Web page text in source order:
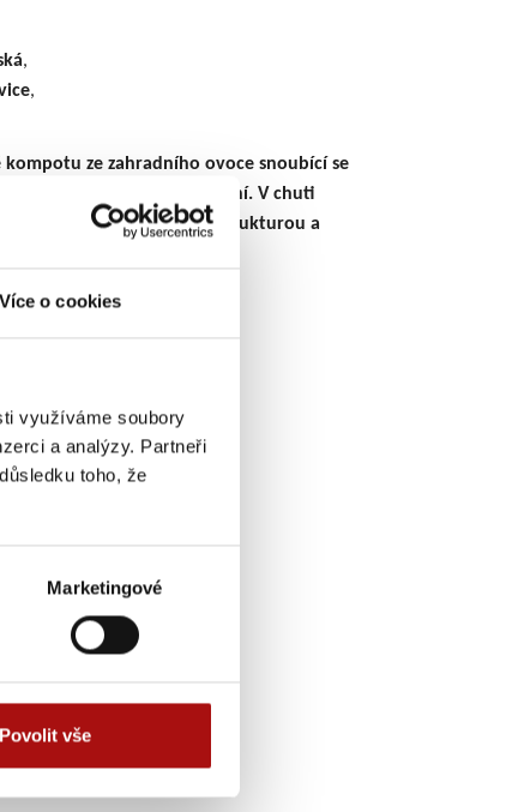
Více o cookies
využíváme soubory
a analýzy. Partneři
toho, že
Marketingové
Povolit vše
,
,
kompotu ze zahradního ovoce snoubící se
pepře a nového koření. V chuti
kyselinou, příjemnou strukturou a